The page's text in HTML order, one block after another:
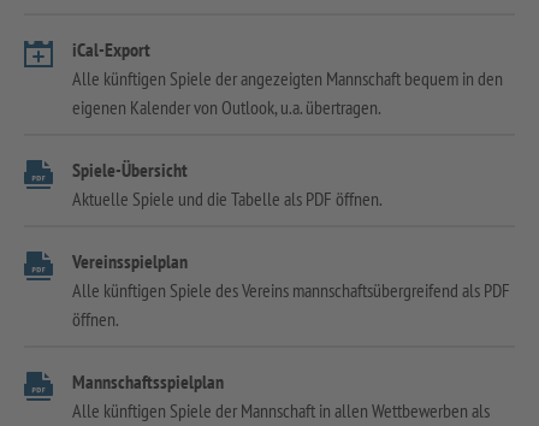
iCal-Export
Alle künftigen Spiele der angezeigten Mannschaft bequem in den
eigenen Kalender von Outlook, u.a. übertragen.
Spiele-Übersicht
Aktuelle Spiele und die Tabelle als PDF öffnen.
Vereinsspielplan
Alle künftigen Spiele des Vereins mannschaftsübergreifend als PDF
öffnen.
Mannschaftsspielplan
Alle künftigen Spiele der Mannschaft in allen Wettbewerben als